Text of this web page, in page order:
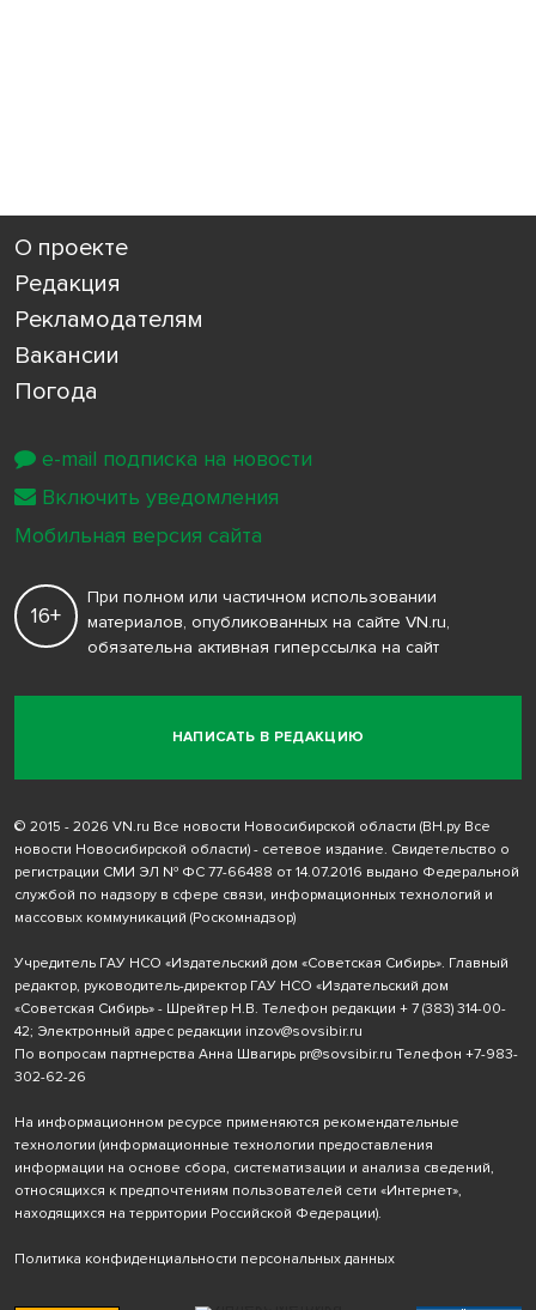
О проекте
Редакция
Рекламодателям
Вакансии
Погода
НАПИСАТЬ В РЕДАКЦИЮ
16+
При полном или частичном использовании
материалов, опубликованных на сайте VN.ru,
обязательна активная гиперссылка на сайт
© 2015 - 2026 VN.ru Все новости Новосибирской области (ВН.ру Все
новости Новосибирской области) - сетевое издание. Свидетельство о
регистрации СМИ ЭЛ № ФС 77-66488 от 14.07.2016 выдано Федеральной
службой по надзору в сфере связи, информационных технологий и
массовых коммуникаций (Роскомнадзор)
Учредитель ГАУ НСО «Издательский дом «Советская Сибирь». Главный
редактор, руководитель-директор ГАУ НСО «Издательский дом
«Советская Сибирь» - Шрейтер Н.В. Телефон редакции + 7 (383) 314-00-
42; Электронный адрес редакции inzov@sovsibir.ru
По вопросам партнерства Анна Швагирь pr@sovsibir.ru Телефон +7-983-
302-62-26
На информационном ресурсе применяются рекомендательные
технологии (информационные технологии предоставления
информации на основе сбора, систематизации и анализа сведений,
относящихся к предпочтениям пользователей сети «Интернет»,
находящихся на территории Российской Федерации).
Политика конфиденциальности персональных данных
e-mail подписка на новости
Включить уведомления
Мобильная версия сайта